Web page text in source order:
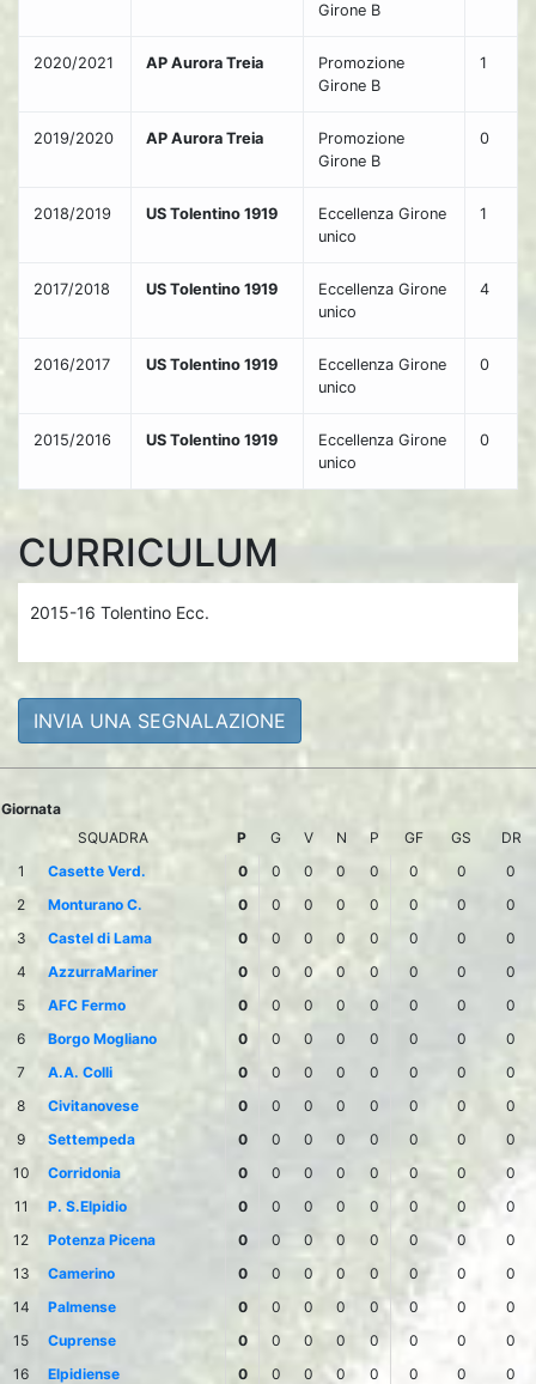
Girone B
2020/2021 AP Aurora Treia
Promozione
Girone B
1
2019/2020 AP Aurora Treia
Promozione
Girone B
0
2018/2019 US Tolentino 1919
Eccellenza Girone
unico
1
2017/2018 US Tolentino 1919
Eccellenza Girone
unico
4
2016/2017 US Tolentino 1919
Eccellenza Girone
unico
0
2015/2016 US Tolentino 1919
Eccellenza Girone
unico
0
CURRICULUM
2015-16 Tolentino Ecc.
INVIA UNA SEGNALAZIONE
Giornata
SQUADRA
P G V N P GF GS
DR
1
Casette Verd. 0 0 0 0 0 0 0
0
2
Monturano C. 0 0 0 0 0 0 0
0
3
Castel di Lama 0 0 0 0 0 0 0
0
4
AzzurraMariner 0 0 0 0 0 0 0
0
5
AFC Fermo 0 0 0 0 0 0 0
0
6
Borgo Mogliano 0 0 0 0 0 0 0
0
7
A.A. Colli 0 0 0 0 0 0 0
0
8
Civitanovese 0 0 0 0 0 0 0
0
9
Settempeda 0 0 0 0 0 0 0
0
10
Corridonia 0 0 0 0 0 0 0
0
11
P. S.Elpidio 0 0 0 0 0 0 0
0
12
Potenza Picena 0 0 0 0 0 0 0
0
13
Camerino 0 0 0 0 0 0 0
0
14
Palmense 0 0 0 0 0 0 0
0
15
Cuprense 0 0 0 0 0 0 0
0
16
Elpidiense 0 0 0 0 0 0 0 0